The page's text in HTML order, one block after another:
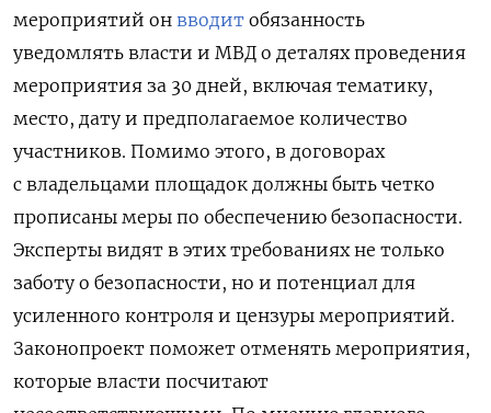
мероприятий он вводит обязанность
уведомлять власти и МВД о деталях проведения
мероприятия за 30 дней, включая тематику,
место, дату и предполагаемое количество
участников. Помимо этого, в договорах
с владельцами площадок должны быть четко
прописаны меры по обеспечению безопасности.
Эксперты видят в этих требованиях не только
заботу о безопасности, но и потенциал для
усиленного контроля и цензуры мероприятий.
Законопроект поможет отменять мероприятия,
которые власти посчитают